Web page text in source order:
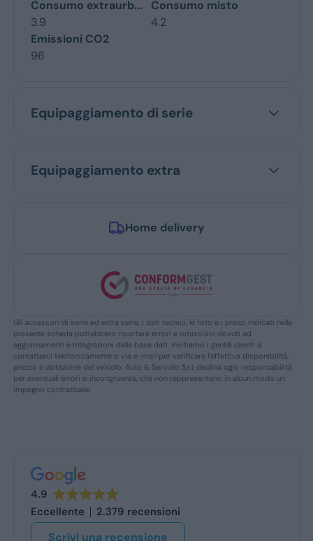
Consumo extraurb...
3.9
Consumo misto
4.2
Emissioni CO2
96
Equipaggiamento di serie
Equipaggiamento extra
Home delivery
Gli accessori di serie ed extra serie, i dati tecnici, le foto e i prezzi indicati nella
presente scheda potrebbero riportare errori e omissioni dovuti ad
aggiornamenti e integrazioni della base dati. Invitiamo i gentili clienti a
contattarci telefonicamente o via e-mail per verificare l’effettiva disponibilità,
prezzo e dotazione del veicolo. Auto & Servizio S.r.l. declina ogni responsabilità
per eventuali errori o incongruenze, che non reppresentano in alcun modo un
impegno contrattuale.
4.9
Eccellente
2.379 recensioni
Scrivi una recensione